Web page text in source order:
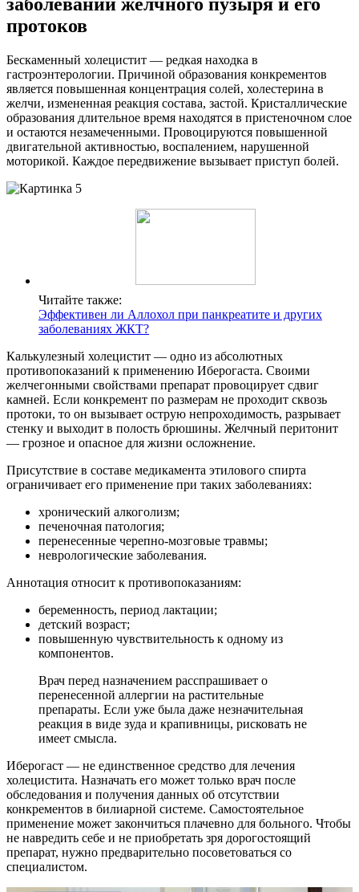
протоков
Бескаменный холецистит — редкая находка в
гастроэнтерологии. Причиной образования конкрементов
является повышенная концентрация солей, холестерина в
желчи, измененная реакция состава, застой. Кристаллические
образования длительное время находятся в пристеночном слое
и остаются незамеченными. Провоцируются повышенной
двигательной активностью, воспалением, нарушенной
моторикой. Каждое передвижение вызывает приступ болей.
Читайте также:
Эффективен ли Аллохол при панкреатите и других
заболеваниях ЖКТ?
Калькулезный холецистит — одно из абсолютных
противопоказаний к применению Иберогаста. Своими
желчегонными свойствами препарат провоцирует сдвиг
камней. Если конкремент по размерам не проходит сквозь
протоки, то он вызывает острую непроходимость, разрывает
стенку и выходит в полость брюшины. Желчный перитонит
— грозное и опасное для жизни осложнение.
Присутствие в составе медикамента этилового спирта
ограничивает его применение при таких заболеваниях:
хронический алкоголизм;
печеночная патология;
перенесенные черепно-мозговые травмы;
неврологические заболевания.
Аннотация относит к противопоказаниям:
беременность, период лактации;
детский возраст;
повышенную чувствительность к одному из
компонентов.
Врач перед назначением расспрашивает о
перенесенной аллергии на растительные
препараты. Если уже была даже незначительная
реакция в виде зуда и крапивницы, рисковать не
имеет смысла.
Иберогаст — не единственное средство для лечения
холецистита. Назначать его может только врач после
обследования и получения данных об отсутствии
конкрементов в билиарной системе. Самостоятельное
применение может закончиться плачевно для больного. Чтобы
не навредить себе и не приобретать зря дорогостоящий
препарат, нужно предварительно посоветоваться со
специалистом.